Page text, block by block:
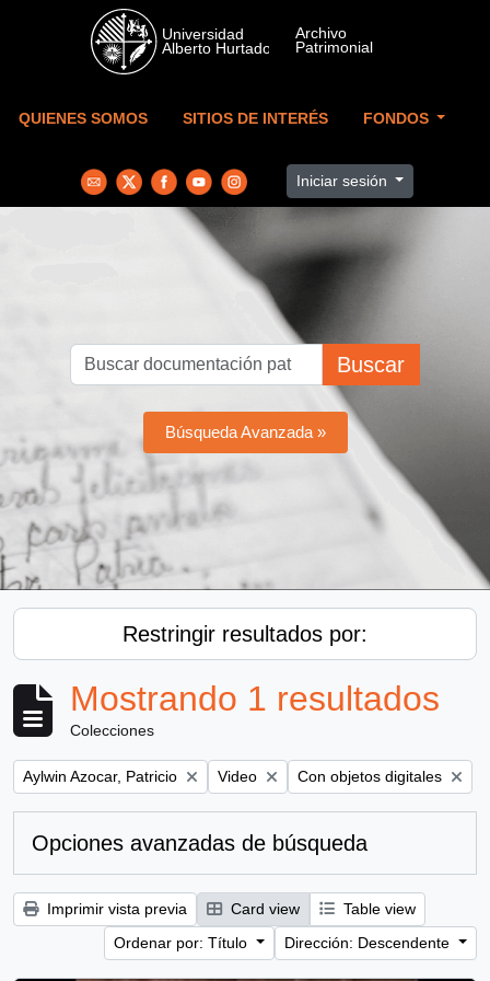
Skip to main content
QUIENES SOMOS SITIOS DE INTERÉS FONDOS
Iniciar sesión
Buscar
Búsqueda Avanzada »
Restringir resultados por:
Mostrando 1 resultados
Colecciones
Remove filter:
Aylwin Azocar, Patricio Remove filter:
Video Remove filter:
Con objetos digitales
Opciones avanzadas de búsqueda
Imprimir vista previa Card view
Table view
Ordenar por: Título
Dirección: Descendente